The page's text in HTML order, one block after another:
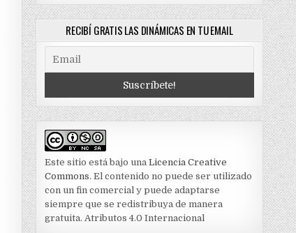
RECIBÍ GRATIS LAS DINÁMICAS EN TU EMAIL
Este sitio está bajo una Licencia Creative
Commons. El contenido no puede ser utilizado
con un fin comercial y puede adaptarse
siempre que se redistribuya de manera
gratuita. Atributos 4.0 Internacional